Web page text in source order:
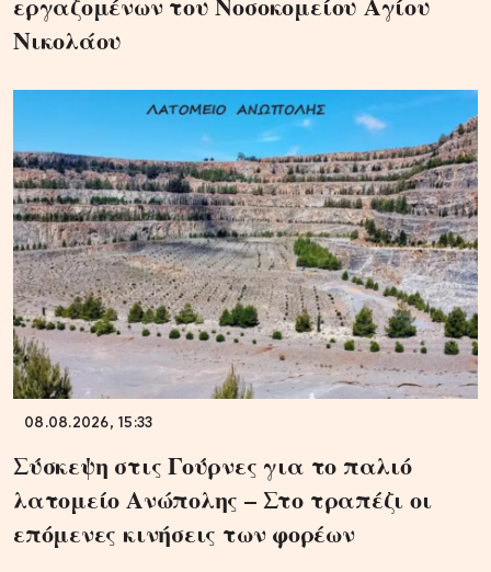
Νικολάου
08.08.2026, 15:33
Σύσκεψη στις Γούρνες για το παλιό
λατομείο Ανώπολης – Στο τραπέζι οι
επόμενες κινήσεις των φορέων